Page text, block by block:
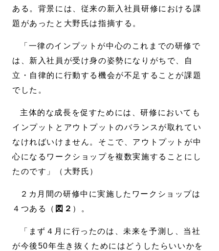
ある。背景には、従来の新入社員研修における課
題があったと大野氏は指摘する。
「一律のインプットが中心のこれまでの研修で
は、新入社員が受け身の姿勢になりがちで、自
立・自律的に行動する機会が不足することが課題
でした。
主体的な成長を促すためには、研修においても
インプットとアウトプットのバランスが取れてい
なければいけません。そこで、アウトプットが中
心になるワークショップを複数実施することにし
たのです」（大野氏）
２カ月間の研修中に実施したワークショップは
４つある（ 図２ ）。
「まず４月に行ったのは、未来を予測し、当社
が今後50年生き抜くためにはどうしたらいいかを